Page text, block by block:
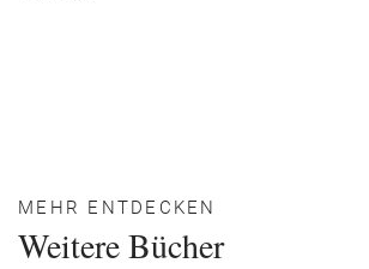
MEHR ENTDECKEN
Weitere Bücher